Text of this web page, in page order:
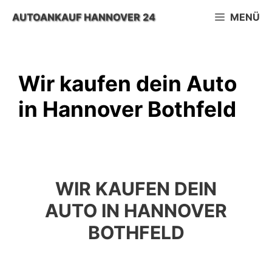
InhaltAUTOANKAUF HANNOVER 24 MENÜ
Wir kaufen dein Auto
in Hannover Bothfeld
WIR KAUFEN DEIN
AUTO IN HANNOVER
BOTHFELD